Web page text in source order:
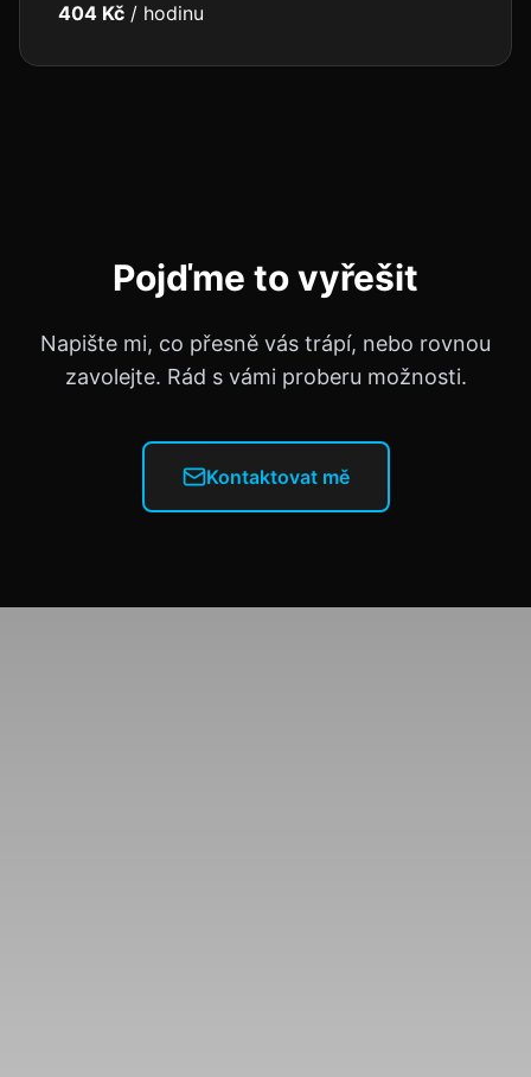
404 Kč / hodinu
Pojďme to vyřešit
Napište mi, co přesně vás trápí, nebo rovnou
zavolejte. Rád s vámi proberu možnosti.
Kontaktovat mě